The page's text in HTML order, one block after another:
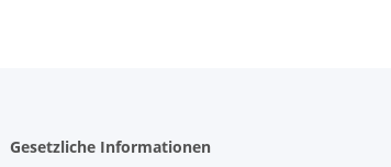
Gesetzliche Informationen